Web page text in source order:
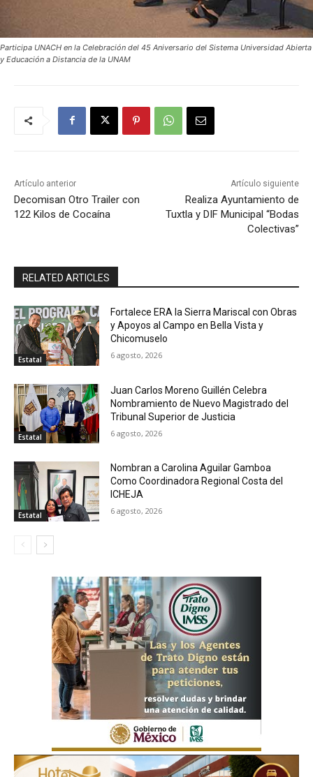
Participa UNACH en la Celebración del 45 Aniversario del Sistema Universidad Abierta
y Educación a Distancia de la UNAM
Artículo anterior
Decomisan Otro Trailer con
122 Kilos de Cocaína
Artículo siguiente
Realiza Ayuntamiento de
Tuxtla y DIF Municipal “Bodas
Colectivas”
RELATED ARTICLES
Estatal
Fortalece ERA la Sierra Mariscal con Obras
y Apoyos al Campo en Bella Vista y
Chicomuselo
6 agosto, 2026
Estatal
Juan Carlos Moreno Guillén Celebra
Nombramiento de Nuevo Magistrado del
Tribunal Superior de Justicia
6 agosto, 2026
Estatal
Nombran a Carolina Aguilar Gamboa
Como Coordinadora Regional Costa del
ICHEJA
6 agosto, 2026